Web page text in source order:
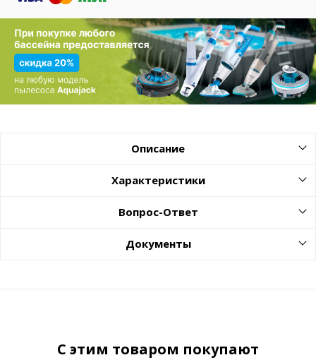
Описание
Характеристики
Вопрос-Ответ
Документы
С этим товаром покупают